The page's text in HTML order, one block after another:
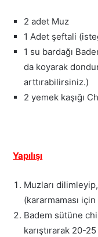
2 adet Muz
1 Adet şeftali
1 su bardağı
da koyarak
arttırabilirsiniz.)
2 yemek kaşığı
Yapılışı
Muzları
(kararmaması
Badem sütüne
karıştırarak 20-